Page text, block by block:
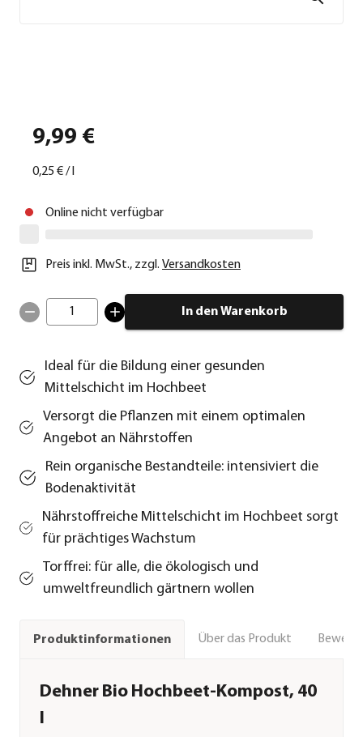
9,99 €
0,25 €/l
Online nicht verfügbar
Preis inkl. MwSt., zzgl. Versandkosten
1 In den Warenkorb
Ideal für die Bildung einer gesunden
Mittelschicht im Hochbeet
Versorgt die Pflanzen mit einem optimalen
Angebot an Nährstoffen
Rein organische Bestandteile: intensiviert die
Bodenaktivität
Nährstoffreiche Mittelschicht im Hochbeet sorgt
für prächtiges Wachstum
Torffrei: für alle, die ökologisch und
umweltfreundlich gärtnern wollen
Produktinformationen Über das Produkt
Dehner Bio Hochbeet-Kompost, 40
l